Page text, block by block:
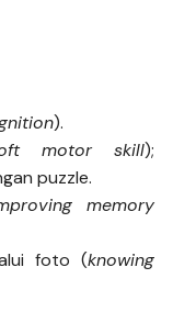
).
motor skill);
puzzle.
memory
foto (knowing